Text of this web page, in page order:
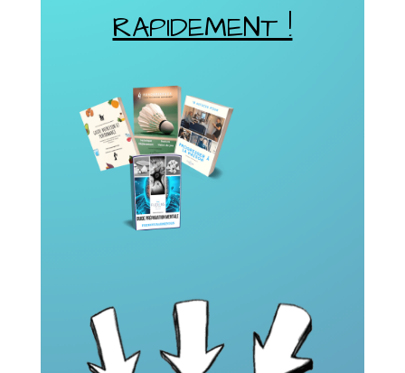
RAPIDEMENT !